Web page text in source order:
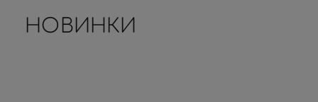
НОВИНКИ